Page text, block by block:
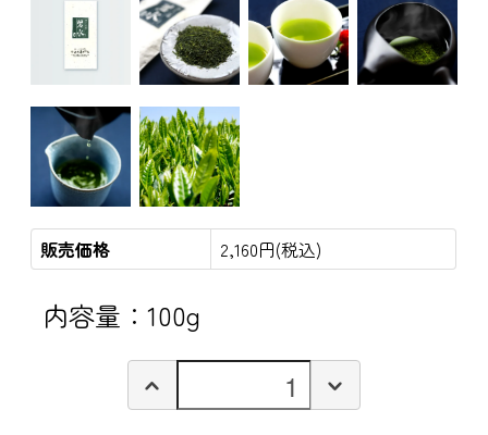
販売価格 2,160円(税込)
内容量：100g